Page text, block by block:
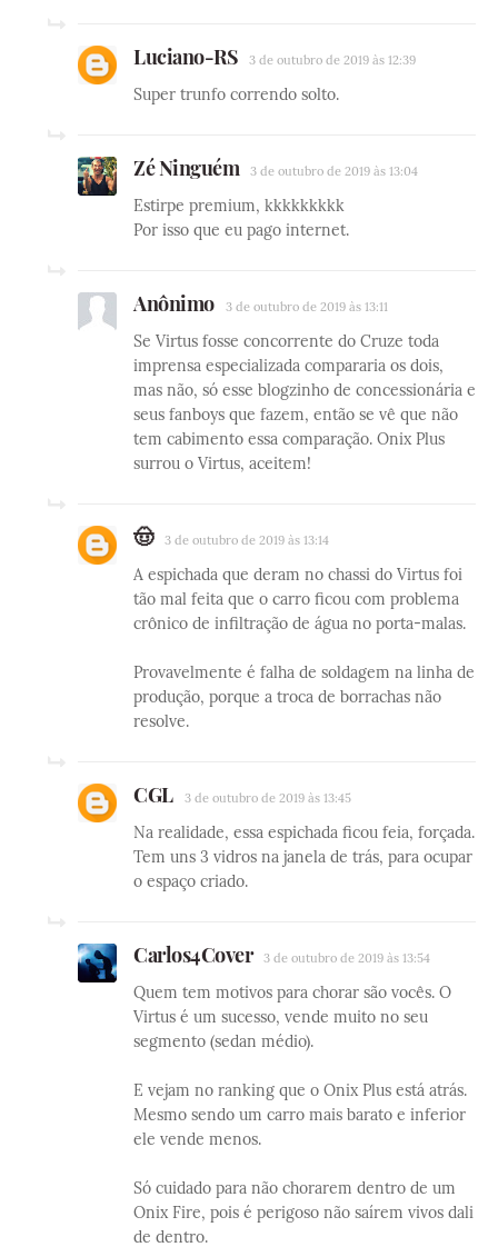
Luciano-RS 3 de outubro de 2019 às 12:39
Super trunfo correndo solto.
Zé Ninguém 3 de outubro de 2019 às 13:04
Estirpe premium, kkkkkkkkk
Por isso que eu pago internet.
Anônimo 3 de outubro de 2019 às 13:11
Se Virtus fosse concorrente do Cruze toda
imprensa especializada compararia os dois,
mas não, só esse blogzinho de concessionária e
seus fanboys que fazem, então se vê que não
tem cabimento essa comparação. Onix Plus
surrou o Virtus, aceitem!
🤠 3 de outubro de 2019 às 13:14
A espichada que deram no chassi do Virtus foi
tão mal feita que o carro ficou com problema
crônico de infiltração de água no porta-malas.
Provavelmente é falha de soldagem na linha de
produção, porque a troca de borrachas não
resolve.
CGL 3 de outubro de 2019 às 13:45
Na realidade, essa espichada ficou feia, forçada.
Tem uns 3 vidros na janela de trás, para ocupar
o espaço criado.
Carlos4Cover 3 de outubro de 2019 às 13:54
Quem tem motivos para chorar são vocês. O
Virtus é um sucesso, vende muito no seu
segmento (sedan médio).
E vejam no ranking que o Onix Plus está atrás.
Mesmo sendo um carro mais barato e inferior
ele vende menos.
Só cuidado para não chorarem dentro de um
Onix Fire, pois é perigoso não saírem vivos dali
de dentro.